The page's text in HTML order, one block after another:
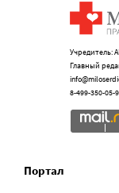
Учредитель:
Главный
8-499-350-05-
Портал